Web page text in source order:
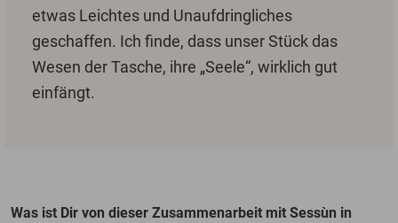
etwas Leichtes und Unaufdringliches
geschaffen. Ich finde, dass unser Stück das
Wesen der Tasche, ihre „Seele“, wirklich gut
einfängt.
Was ist Dir von dieser Zusammenarbeit mit Sessùn in